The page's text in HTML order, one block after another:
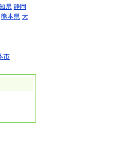
県 静岡
熊本県 大
市